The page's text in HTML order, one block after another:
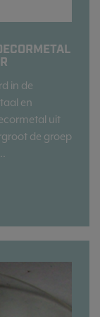
in de
en
uit
de groep